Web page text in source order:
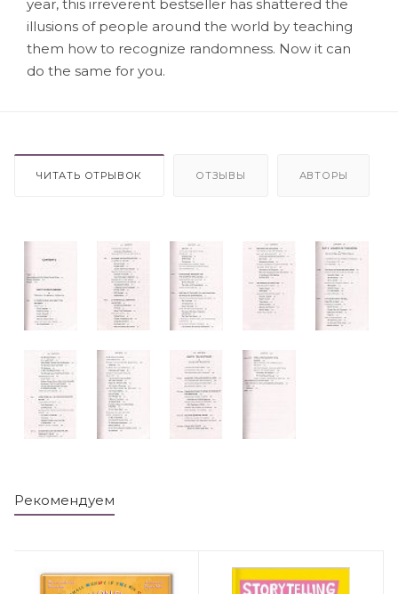
year, this irreverent bestseller has shattered the
illusions of people around the world by teaching
them how to recognize randomness. Now it can
do the same for you.
ЧИТАТЬ ОТРЫВОК ОТЗЫВЫ АВТОРЫ
Рекомендуем